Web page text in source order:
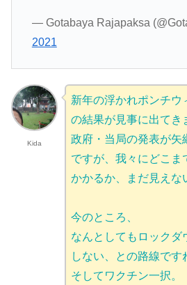
— Gotabaya Rajapaksa
2021
Kida
新年の浮かれポンチウ
の結果が見事に出てき
政府・当局の発表が矢
ですが、我々にどこま
かかるか、まだ見えな
今のところ、
なんとしてもロックダ
しない、との路線です
そしてワクチン一択。